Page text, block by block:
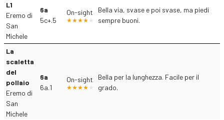
L1
Eremo di
San
Michele
6a
5c+.5
On-sight
Bella via, svase e poi svase, ma piedi
sempre buoni.
La
scaletta
del
pollaio
Eremo di
San
Michele
6a
6a.1
On-sight
Bella per la lunghezza. Facile per il
grado.